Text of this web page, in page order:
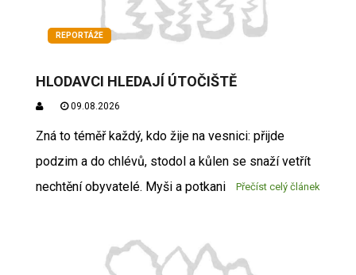
REPORTÁŽE
HLODAVCI HLEDAJÍ ÚTOČIŠTĚ
09.08.2026
Zná to téměř každý, kdo žije na vesnici: přijde
podzim a do chlévů, stodol a kůlen se snaží vetřít
nechtění obyvatelé. Myši a potkani
Přečíst celý článek